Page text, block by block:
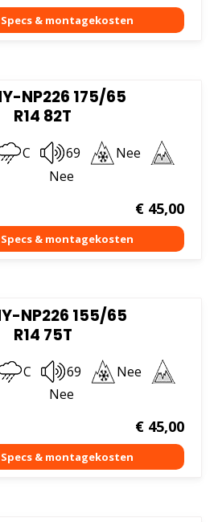
NP226 175/65
R14 82T
C 69
Nee
Nee
€45,00
NP226 155/65
R14 75T
C 69
Nee
Nee
€45,00